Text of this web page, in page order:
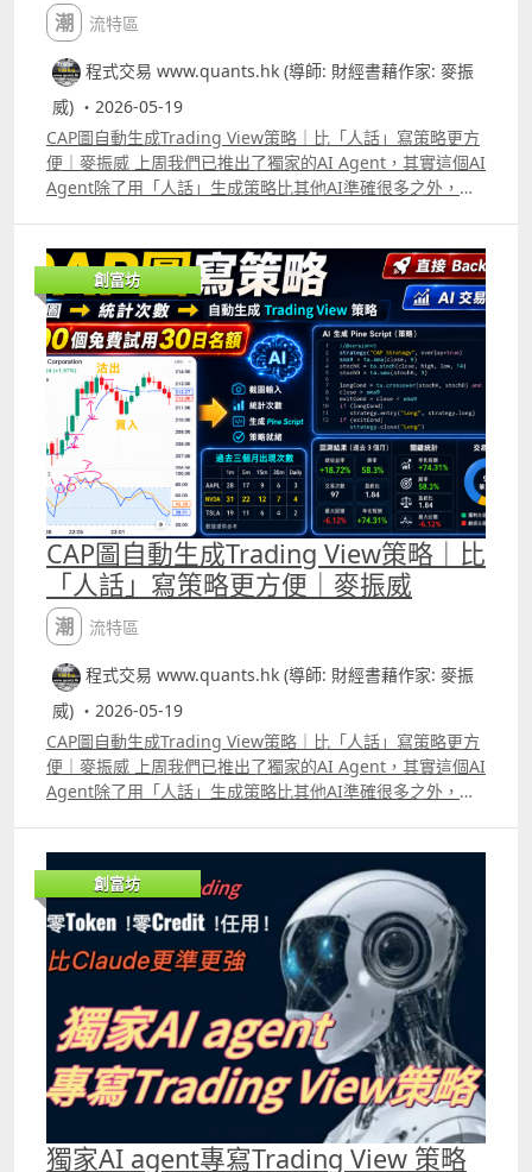
潮流特區
程式交易 www.quants.hk (導師: 財經書藉作家: 麥振
威) ・2026-05-19
CAP圖自動生成Trading View策略｜比「人話」寫策略更方
便｜麥振威 上周我們已推出了獨家的AI Agent，其實這個AI
Agent除了用「人話」生成策略比其他AI準確很多之外，更
置，給我們的AI Agent就能生成Trading View策略代碼。
今天會送出100個免費使用30日名額，使用期限會到6月16
日。大家只要like這段片後再留言，並透過Whatsapp
69091306或在留言中通知我們你的電郵，就能免費使用這
個AI Agent。
創富坊
CAP圖自動生成Trading View策略｜比
「人話」寫策略更方便｜麥振威
潮流特區
程式交易 www.quants.hk (導師: 財經書藉作家: 麥振
威) ・2026-05-19
CAP圖自動生成Trading View策略｜比「人話」寫策略更方
便｜麥振威 上周我們已推出了獨家的AI Agent，其實這個AI
Agent除了用「人話」生成策略比其他AI準確很多之外，更
置，給我們的AI Agent就能生成Trading View策略代碼。
今天會送出100個免費使用30日名額，使用期限會到6月16
日。大家只要like這段片後再留言，並透過Whatsapp
69091306或在留言中通知我們你的電郵，就能免費使用這
個AI Agent。
創富坊
獨家AI agent專寫Trading View 策略